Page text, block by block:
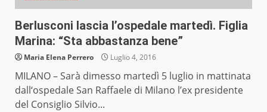
Berlusconi lascia l’ospedale martedì. Figlia
Marina: “Sta abbastanza bene”
Maria Elena Perrero Luglio 4, 2016
MILANO – Sarà dimesso martedì 5 luglio in mattinata
dall‘ospedale San Raffaele di Milano l’ex presidente
del Consiglio Silvio...